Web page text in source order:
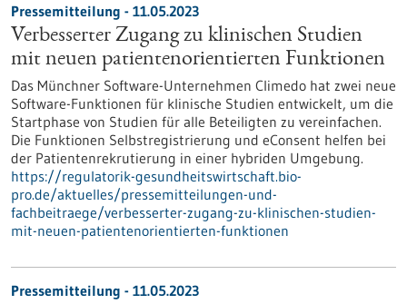
Pressemitteilung - 11.05.2023
Verbesserter Zugang zu klinischen Studien
mit neuen patientenorientierten Funktionen
Das Münchner Software-Unternehmen Climedo hat zwei neue
Software-Funktionen für klinische Studien entwickelt, um die
Startphase von Studien für alle Beteiligten zu vereinfachen.
Die Funktionen Selbstregistrierung und eConsent helfen bei
der Patientenrekrutierung in einer hybriden Umgebung.
https://regulatorik-gesundheitswirtschaft.bio-
pro.de/aktuelles/pressemitteilungen-und-
fachbeitraege/verbesserter-zugang-zu-klinischen-studien-
mit-neuen-patientenorientierten-funktionen
Pressemitteilung - 11.05.2023